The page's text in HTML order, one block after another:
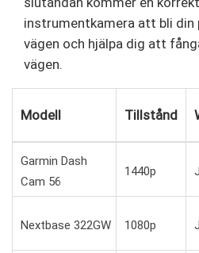
instrumentkamera att bli
vägen och hjälpa dig att
vägen.
Modell Tillstånd
Garmin Dash
Cam 56
1440p
Nextbase 322GW 1080p